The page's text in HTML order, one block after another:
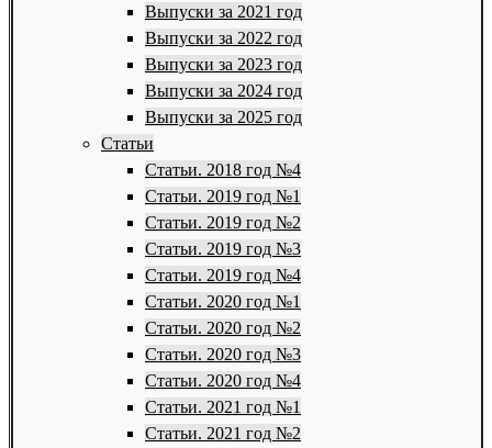
Выпуски за 2021 год
Выпуски за 2022 год
Выпуски за 2023 год
Выпуски за 2024 год
Выпуски за 2025 год
Статьи
Статьи. 2018 год №4
Статьи. 2019 год №1
Статьи. 2019 год №2
Статьи. 2019 год №3
Статьи. 2019 год №4
Статьи. 2020 год №1
Статьи. 2020 год №2
Статьи. 2020 год №3
Статьи. 2020 год №4
Статьи. 2021 год №1
Статьи. 2021 год №2